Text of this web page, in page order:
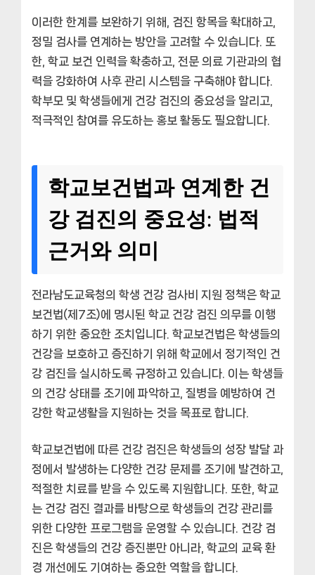
이러한 한계를 보완하기 위해, 검진 항목을 확대하고,
정밀 검사를 연계하는 방안을 고려할 수 있습니다. 또
한, 학교 보건 인력을 확충하고, 전문 의료 기관과의 협
력을 강화하여 사후 관리 시스템을 구축해야 합니다.
학부모 및 학생들에게 건강 검진의 중요성을 알리고,
적극적인 참여를 유도하는 홍보 활동도 필요합니다.
학교보건법과 연계한 건
강 검진의 중요성: 법적
근거와 의미
전라남도교육청의 학생 건강 검사비 지원 정책은 학교
보건법(제7조)에 명시된 학교 건강 검진 의무를 이행
하기 위한 중요한 조치입니다. 학교보건법은 학생들의
건강을 보호하고 증진하기 위해 학교에서 정기적인 건
강 검진을 실시하도록 규정하고 있습니다. 이는 학생들
의 건강 상태를 조기에 파악하고, 질병을 예방하여 건
강한 학교생활을 지원하는 것을 목표로 합니다.
학교보건법에 따른 건강 검진은 학생들의 성장 발달 과
정에서 발생하는 다양한 건강 문제를 조기에 발견하고,
적절한 치료를 받을 수 있도록 지원합니다. 또한, 학교
는 건강 검진 결과를 바탕으로 학생들의 건강 관리를
위한 다양한 프로그램을 운영할 수 있습니다. 건강 검
진은 학생들의 건강 증진뿐만 아니라, 학교의 교육 환
경 개선에도 기여하는 중요한 역할을 합니다.